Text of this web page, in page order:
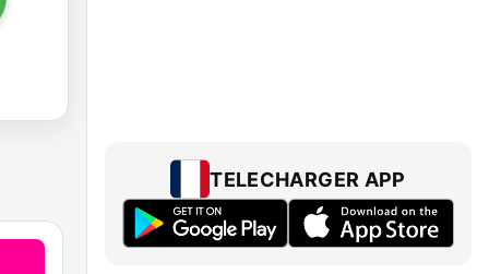
TELECHARGER APP